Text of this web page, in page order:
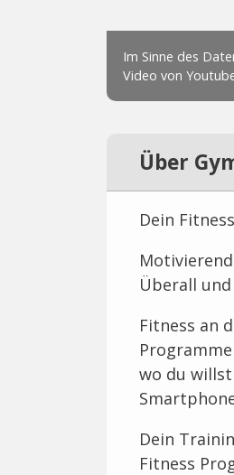
Über
Dein
Überall
Fitness an
wo du
Dein
Fitness